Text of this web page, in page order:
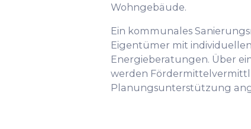
Wohngebäude.
Ein kommunales
Eigentümer mit
Energieberatungen. Über
werden
Planungsunterstützung